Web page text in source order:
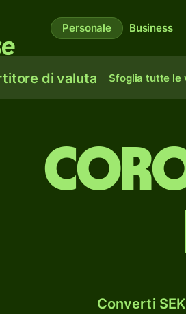
Personale Business
di valuta Sfoglia tutte le
Converti